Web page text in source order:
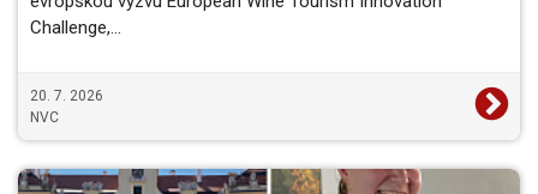
Challenge,…
20. 7. 2026
NVC